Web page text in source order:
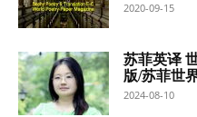
2020-09-15
苏菲英译
版/苏菲世
2024-08-10